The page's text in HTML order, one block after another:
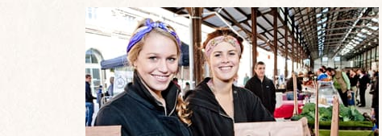
engelsktalende personale og sammen
Jysk Rejsebureau kan hjælpe dig med alt det
når du også booker dine flybilletter gennem os.
Se herunder, hvor du kan gøre brug af Working
enkelte destinationer.